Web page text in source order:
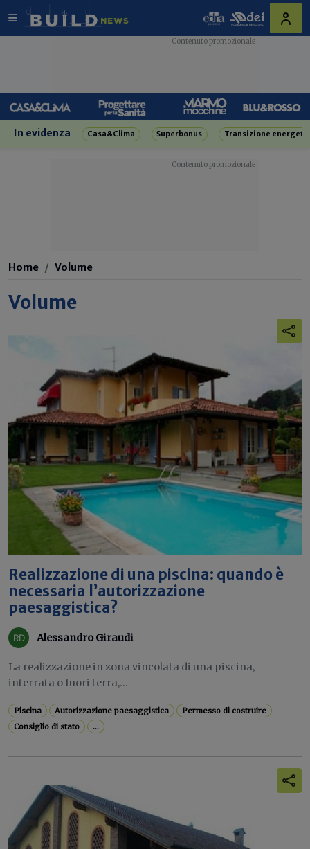
In evidenza Casa&Clima Superbonus Transizione
Home Volume
Volume
Realizzazione di una piscina: quando è
necessaria l’autorizzazione
paesaggistica?
Alessandro Giraudi
La realizzazione in zona vincolata di una piscina,
interrata o fuori terra,...
Piscina Autorizzazione paesaggistica
Permesso di costruire
Consiglio di stato
...